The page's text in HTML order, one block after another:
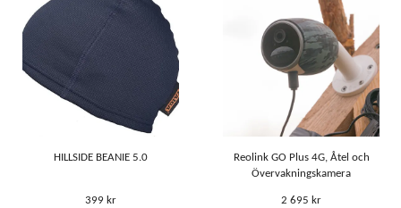
HILLSIDE BEANIE 5.0
399 kr
Reolink GO Plus 4G, Åtel och
Övervakningskamera
2 695 kr